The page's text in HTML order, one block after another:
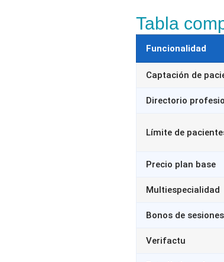
Tabla
Funcionalidad
Captación de
Directorio
Límite de
Precio plan base
Multiespecialidad
Bonos de sesiones
Verifactu